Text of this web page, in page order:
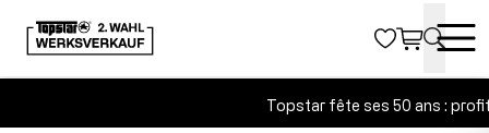
Topstar fête ses 50 ans :